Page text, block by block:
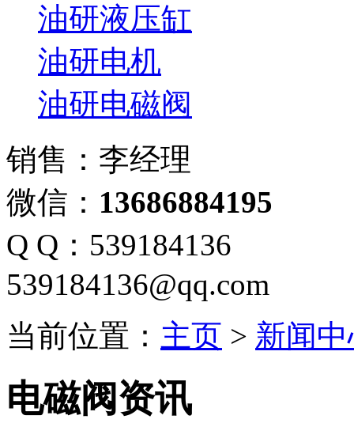
油研液压缸
油研电机
油研电磁阀
销售：李经理
微信： 13686884195
Q Q：539184136
539184136@qq.com
当前位置： 主页 > 新闻
电磁阀资讯